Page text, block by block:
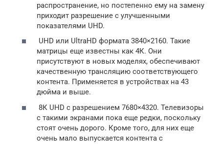
распространение, но постепенно ему на замену
приходит разрешение с улучшенными
показателями UHD.
UHD или UltraHD формата 3840×2160. Такие
матрицы еще известны как 4К. Они
присутствуют в новых моделях, обеспечивают
качественную трансляцию соответствующего
контента. Применяется в устройствах на 43
дюйма и выше.
8К UHD с разрешением 7680×4320. Телевизоры
с такими экранами пока еще редки, поскольку
стоят очень дорого. Кроме того, для них еще
очень мало выпускается контента с